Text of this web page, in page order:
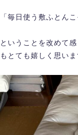
「毎日使う敷ふとん
ということを改めて
もとても嬉しく思いま